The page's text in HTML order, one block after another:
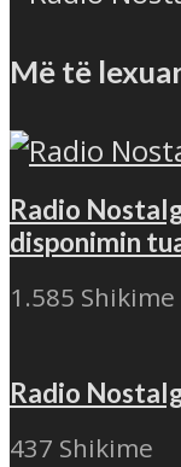
Më të
Radio
disponimin
1.585 Shikime
Radio
437 Shikime